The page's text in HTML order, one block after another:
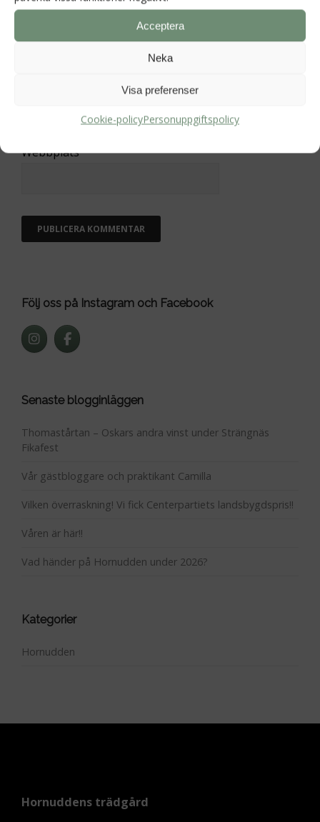
Acceptera
Neka
Visa preferenser
Cookie-policyPersonuppgiftspolicy
Namn*
Webbplats
Följ oss på Instagram och Facebook
Senaste blogginläggen
Thomastårtan – Oskars andra vinst under Strängnäs
Fikafest
Vår gästbloggare och praktikant Camilla
Vilken överraskning! Vi fick Centerpartiets landsbygdspris!!
Våren är här!!
Vad händer på Hornudden under 2026?
Kategorier
Hornudden
Hornuddens trädgård